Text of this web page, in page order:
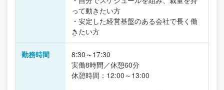
って動きたい方
・安定した経営基盤のある会社で長く働
きたい方
勤務時間
8:30～17:30
実働8時間／休憩60分
休憩時間：12:00～13:00